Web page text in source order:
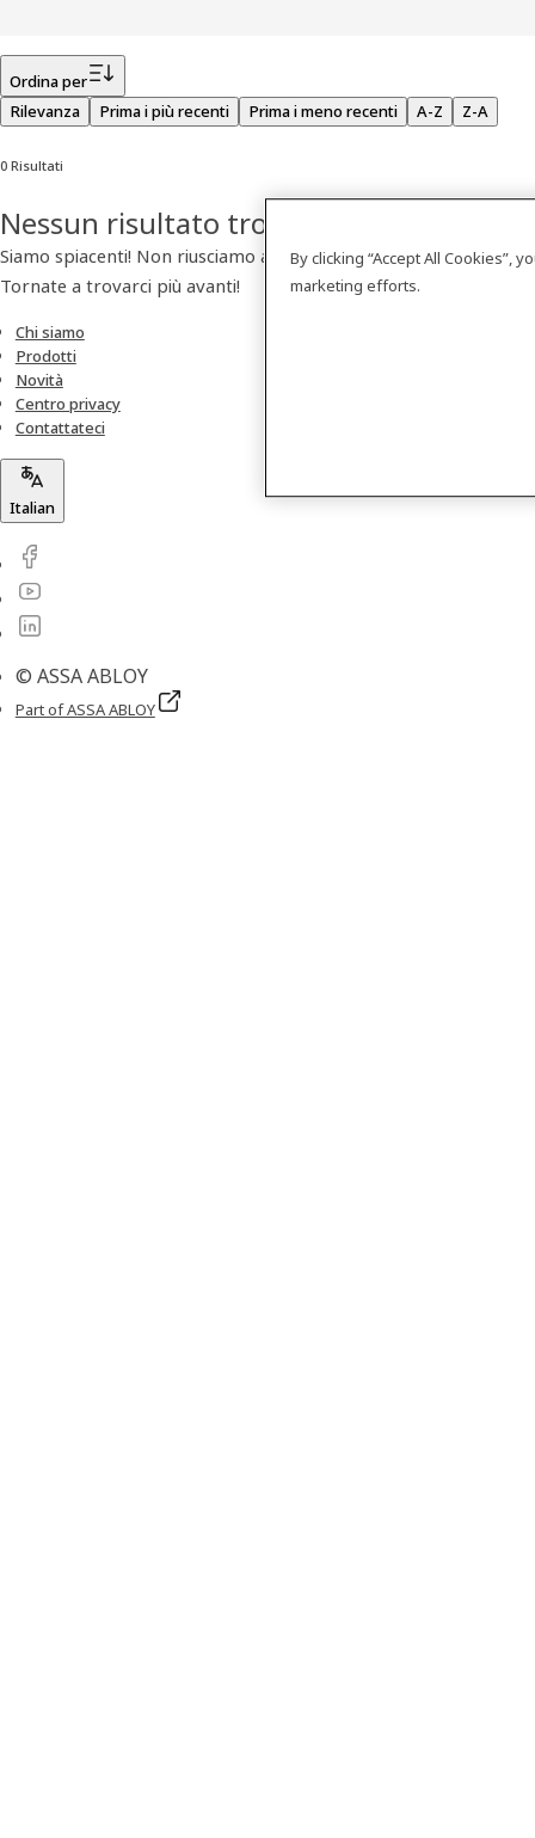
Ordina per
Rilevanza
Prima i più recenti Prima i meno recenti A-Z Z-A
0 Risultati
Nessun risultato trovato
Siamo spiacenti! Non riusciamo a trovare nessun prodotto.
Tornate a trovarci più avanti!
Chi siamo
Prodotti
Novità
Centro privacy
Contattateci
Italian
© ASSA ABLOY
Part of ASSA ABLOY
By clicking “Accept All Cookies”,
marketing efforts.